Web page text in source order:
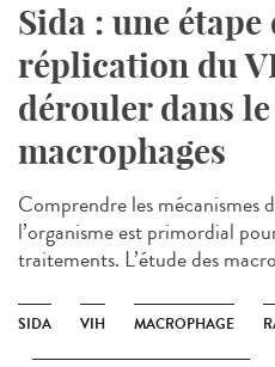
Sida : une étape
réplication du
dérouler dans
macrophages
Comprendre les mécanismes
l’organisme est primordial
traitements. L’étude des
SIDA VIH MACROPHAGE